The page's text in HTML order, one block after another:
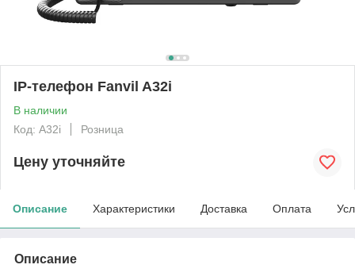
IP-телефон Fanvil A32i
В наличии
Код: A32i
Розница
Цену уточняйте
Описание Характеристики Доставка Оплата
Описание